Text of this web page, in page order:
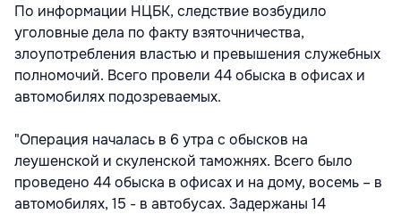
По информации НЦБК, следствие возбудило
уголовные дела по факту взяточничества,
злоупотребления властью и превышения служебных
полномочий. Всего провели 44 обыска в офисах и
автомобилях подозреваемых.
"Операция началась в 6 утра с обысков на
леушенской и скуленской таможнях. Всего было
проведено 44 обыска в офисах и на дому, восемь – в
автомобилях, 15 - в автобусах. Задержаны 14